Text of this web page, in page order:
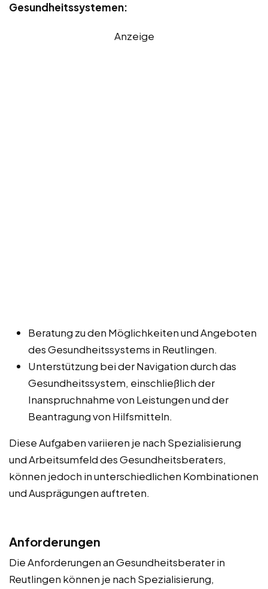
Gesundheitssystemen:
Anzeige
Beratung zu den Möglichkeiten und Angeboten
des Gesundheitssystems in Reutlingen.
Unterstützung bei der Navigation durch das
Gesundheitssystem, einschließlich der
Inanspruchnahme von Leistungen und der
Beantragung von Hilfsmitteln.
Diese Aufgaben variieren je nach Spezialisierung
und Arbeitsumfeld des Gesundheitsberaters,
können jedoch in unterschiedlichen Kombinationen
und Ausprägungen auftreten.
Anforderungen
Die Anforderungen an Gesundheitsberater in
Reutlingen können je nach Spezialisierung,